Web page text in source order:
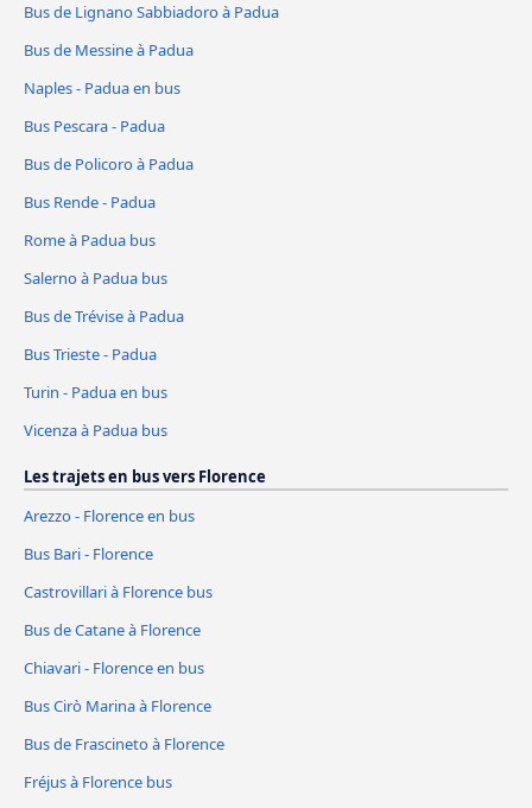
Bus de Lignano Sabbiadoro à Padua
Bus de Messine à Padua
Naples - Padua en bus
Bus Pescara - Padua
Bus de Policoro à Padua
Bus Rende - Padua
Rome à Padua bus
Salerno à Padua bus
Bus de Trévise à Padua
Bus Trieste - Padua
Turin - Padua en bus
Vicenza à Padua bus
Les trajets en bus vers Florence
Arezzo - Florence en bus
Bus Bari - Florence
Castrovillari à Florence bus
Bus de Catane à Florence
Chiavari - Florence en bus
Bus Cirò Marina à Florence
Bus de Frascineto à Florence
Fréjus à Florence bus